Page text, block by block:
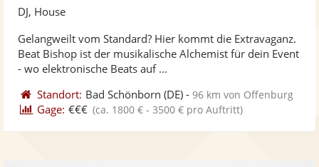
Fotos
DJ, House
Gelangweilt vom Standard? Hier kommt die Extravaganz.
Beat Bishop ist der musikalische Alchemist für dein Event
- wo elektronische Beats auf ...
Standort: Bad Schönborn (DE) -96 km von Offenburg
Gage: €€€ (ca. 1800 € - 3500 € pro Auftritt)